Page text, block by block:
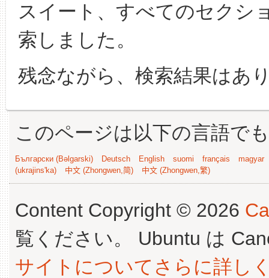
スイート、すべてのセクシ
索しました。
残念ながら、検索結果はあ
このページは以下の言語で
Български (Bəlgarski) Deutsch English suomi français
magyar
(ukrajins'ka)
中文 (Zhongwen,简) 中文 (Zhongwen,繁)
Content Copyright © 2026
覧ください。 Ubuntu は
サイトについてさらに詳し